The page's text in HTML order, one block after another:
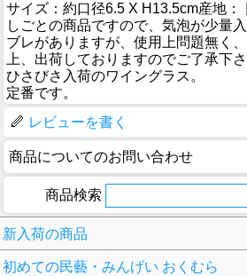
サイズ：約口径6.5 X H13.5cm産地：
しごとの商品ですので、気泡が少量
ブレがありますが、使用上問題無く
上、出荷しておりますのでご了承下
ひさびさ入荷のワイングラス。
定番です。
レビューを書く
商品についてのお問い合わせ
商品検索
新入荷の商品
初めての民藝・みんげい おくむら